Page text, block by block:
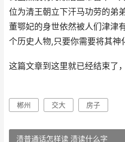
位为清王朝立下汗马功劳的弟
董鄂妃的身世依然被人们津
个历史人物,只要你需要将其神
这篇文章到这里就已经结束了
郴州 交大 房子
渍普通话怎样读 渍读什么字